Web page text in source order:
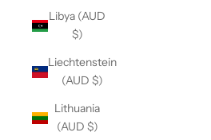
Libya (AUD
$)
Liechtenstein
(AUD $)
Lithuania
(AUD $)